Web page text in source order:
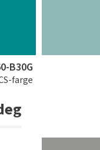
B30G
farge